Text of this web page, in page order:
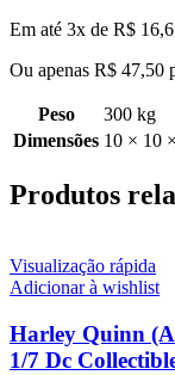
Em até 3x de R$
Ou apenas R$ 47,50
Peso
300 kg
Dimensões 10 × 10
Produtos
Visualização rápida
Adicionar à wishlist
Harley Quinn
1/7 Dc